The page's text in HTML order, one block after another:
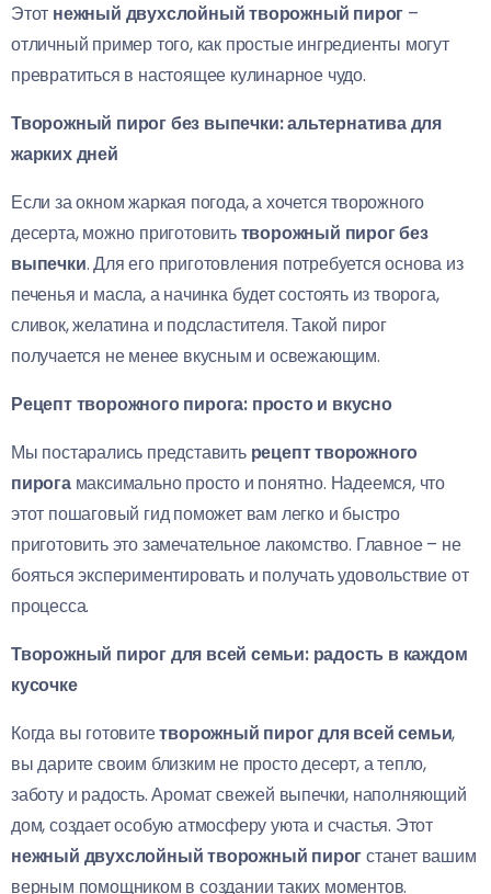
Этот нежный двухслойный творожный пирог –
отличный пример того, как простые ингредиенты могут
превратиться в настоящее кулинарное чудо.
Творожный пирог без выпечки: альтернатива для
жарких дней
Если за окном жаркая погода, а хочется творожного
десерта, можно приготовитьтворожный пирог без
выпечки. Для его приготовления потребуется основа из
печенья и масла, а начинка будет состоять из творога,
сливок, желатина и подсластителя. Такой пирог
получается не менее вкусным и освежающим.
Рецепт творожного пирога: просто и вкусно
Мы постарались представить рецепт творожного
пирогамаксимально просто и понятно. Надеемся, что
этот пошаговый гид поможет вам легко и быстро
приготовить это замечательное лакомство. Главное – не
бояться экспериментировать и получать удовольствие от
процесса.
Творожный пирог для всей семьи: радость в каждом
кусочке
Когда вы готовитетворожный пирог для всей семьи,
вы дарите своим близким не просто десерт, а тепло,
заботу и радость. Аромат свежей выпечки, наполняющий
дом, создает особую атмосферу уюта и счастья. Этот
нежный двухслойный творожный пирогстанет вашим
верным помощником в создании таких моментов.